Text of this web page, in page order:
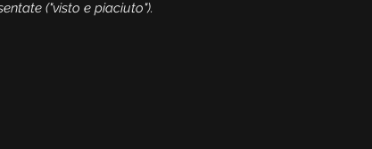
("visto e piaciuto").